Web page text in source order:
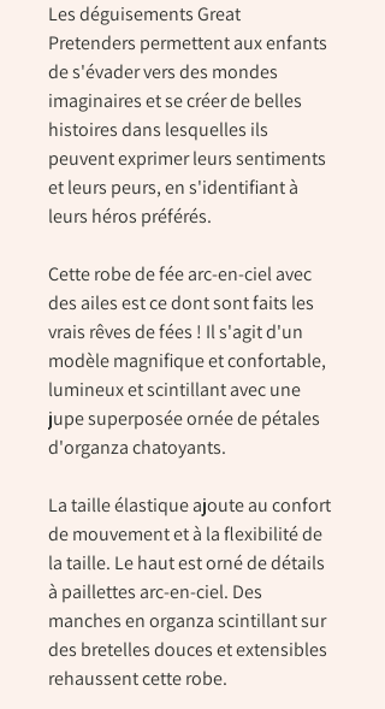
Lesdéguisements Great
Pretenders permettent aux enfants
de s'évader vers des mondes
imaginaires et se créer de belles
histoires dans lesquelles ils
peuventexprimer leurs sentiments
et leurs peurs, en s'identifiant à
leurs héros préférés.
Cette robe de fée arc-en-ciel avec
des ailes est ce dont sont faits les
vrais rêves de fées ! Il s'agit d'un
modèle magnifique et confortable,
lumineux et scintillant avec une
jupe superposée ornée de pétales
d'organza chatoyants.
La taille élastique ajoute au confort
de mouvement et à la flexibilité de
la taille. Le haut est orné de détails
à paillettes arc-en-ciel. Des
manches en organza scintillant sur
des bretelles douces et extensibles
rehaussent cette robe.